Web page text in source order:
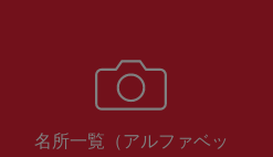
名所一覧（アルファベッ